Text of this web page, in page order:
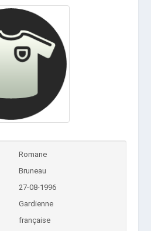
Romane
Bruneau
27-08-1996
Gardienne
française